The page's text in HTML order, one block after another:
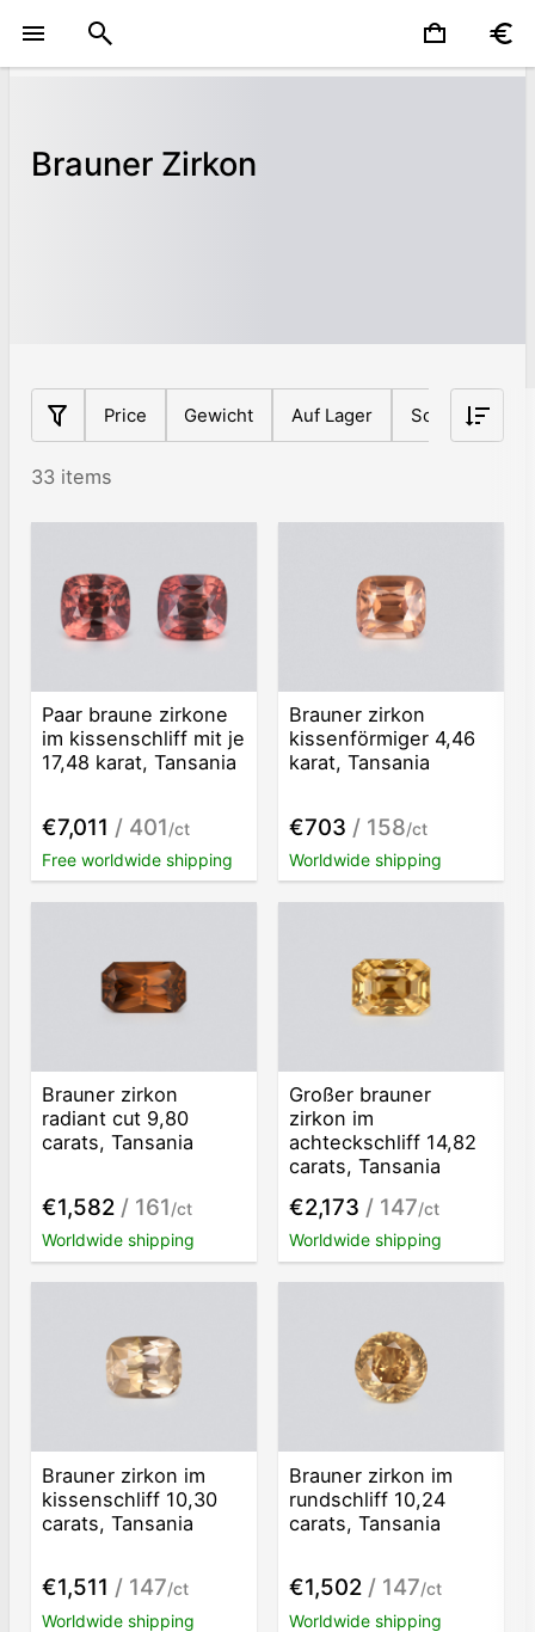
Brauner Zirkon
Price Gewicht Auf Lager Schnittform
33 items
Paar braune zirkone
im kissenschliff mit je
17,48 karat, Tansania
€7,011 / 401/ct
Free worldwide shipping
Brauner zirkon
kissenförmiger 4,46
karat, Tansania
€703 / 158/ct
Worldwide shipping
Brauner zirkon
radiant cut 9,80
carats, Tansania
€1,582 / 161/ct
Worldwide shipping
Großer brauner
zirkon im
achteckschliff 14,82
carats, Tansania
€2,173 / 147/ct
Worldwide shipping
Brauner zirkon im
kissenschliff 10,30
carats, Tansania
€1,511 / 147/ct
Worldwide shipping
Brauner zirkon im
rundschliff 10,24
carats, Tansania
€1,502 / 147/ct
Worldwide shipping